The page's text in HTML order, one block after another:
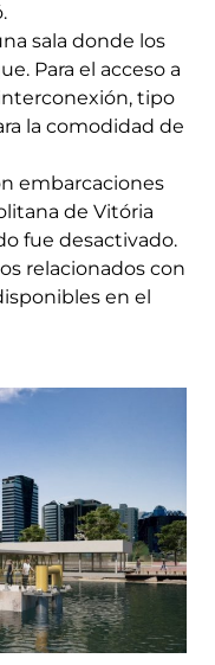
sala donde los
Para el acceso a
tipo
la comodidad de
embarcaciones
de Vitória
fue desactivado.
relacionados con
en el